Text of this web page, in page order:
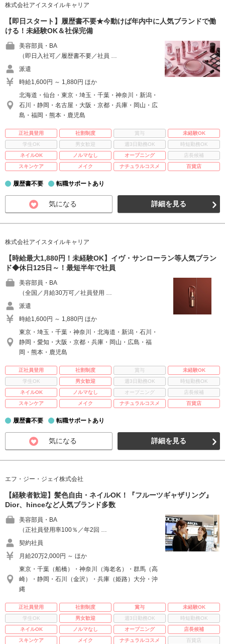
株式会社アイスタイルキャリア
【即日スタート】履歴書不要★今動けば年内中に人気ブランドで働
ける！未経験OK＆社保完備
美容部員・BA
（即日入社可／履歴書不要／社員 …
派遣
時給1,600円 ～ 1,880円 ほか
北海道・仙台・東京・埼玉・千葉・神奈川・新潟・
石川・静岡・名古屋・大阪・京都・兵庫・岡山・広
島・福岡・熊本・鹿児島
正社員登用 社割制度 賞与
未経験OK
学生OK
男女歓迎 週3日勤務OK
時短勤務OK
ネイルOK
ノルマなし オープニング
店長候補
スキンケア
メイク ナチュラルコスメ 百貨店
履歴書不要 転職サポートあり
気になる 詳細を見る
株式会社アイスタイルキャリア
【時給最大1,880円！未経験OK】イヴ・サンローラン等人気ブラン
ド◆休日125日～！最短半年で社員
美容部員・BA
（全国／月給30万可／社員登用 …
派遣
時給1,600円 ～ 1,880円 ほか
東京・埼玉・千葉・神奈川・北海道・新潟・石川・
静岡・愛知・大阪・京都・兵庫・岡山・広島・福
岡・熊本・鹿児島
正社員登用 社割制度 賞与
未経験OK
学生OK
男女歓迎 週3日勤務OK
時短勤務OK
ネイルOK
ノルマなし オープニング
店長候補
スキンケア
メイク ナチュラルコスメ 百貨店
履歴書不要 転職サポートあり
気になる 詳細を見る
エフ・ジー・ジェイ株式会社
【経験者歓迎】髪色自由・ネイルOK！『フルーツギャザリング』
Dior、hinceなど人気ブランド多数
美容部員・BA
（正社員登用率100％／年2回 …
契約社員
月給20万2,000円 ～ ほか
東京・千葉（船橋）・神奈川（海老名）・群馬（高
崎）・静岡・石川（金沢）・兵庫（姫路）大分・沖
縄
正社員登用 社割制度 賞与
未経験OK
学生OK
男女歓迎 週3日勤務OK
時短勤務OK
ネイルOK
ノルマなし オープニング
店長候補
スキンケア
メイク ナチュラルコスメ 百貨店